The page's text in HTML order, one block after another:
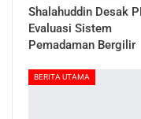
Shalahuddin Desak
Evaluasi Sistem
Pemadaman Bergilir
BERITA UTAMA